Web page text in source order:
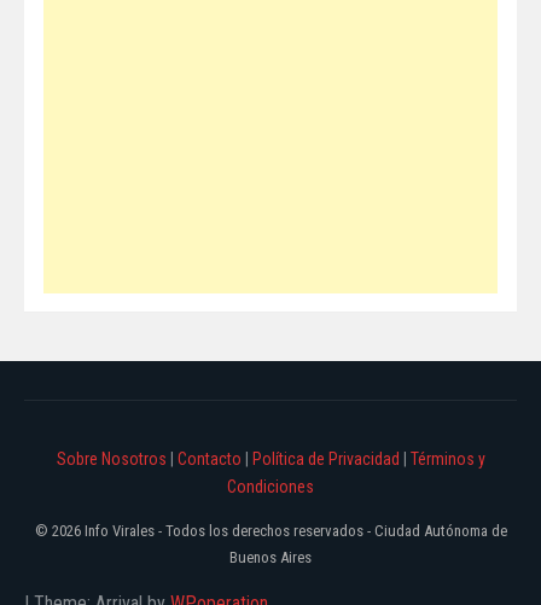
Sobre Nosotros Contacto Política de Privacidad
Términos y
Condiciones
© 2026 Info Virales - Todos los derechos reservados - Ciudad Autónoma de
Buenos Aires